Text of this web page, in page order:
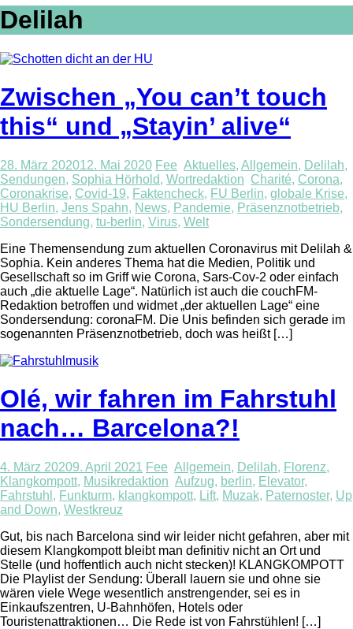
Delilah
Zwischen „You can’t touch
this“ und „Stayin’ alive“
28. März 202012. Mai 2020 Fee Aktuelles, Allgemein, Delilah,
Sendungen, Sophia Hörhold, Wortredaktion Charité, Corona,
Coronakrise, Covid-19, Faktencheck, FU Berlin, globale Krise,
HU Berlin, Jens Spahn, News, Pandemie, Präsenznotbetrieb,
Sondersendung, tu-berlin, Virus, Welt
Eine Themensendung zum aktuellen Coronavirus mit Delilah &
Sophia. Kein anderes Thema hat die Medien, Politik und
Gesellschaft so im Griff wie Corona, Sars-Cov-2 oder einfach
auch „die aktuelle Lage“. Natürlich ist auch die couchFM-
Redaktion betroffen und widmet „der aktuellen Lage“ eine
Sondersendung: coronaFM. Die Unis befinden sich gerade im
sogenannten Präsenznotbetrieb, doch was heißt […]
Olé, wir fahren im Fahrstuhl
nach… Barcelona?!
4. März 20209. April 2021 Fee Allgemein, Delilah, Florenz,
Klangkompott, Musikredaktion Aufzug, berlin, Elevator,
Fahrstuhl , Funkturm, klangkompott, Lift, Muzak, Paternoster, Up
and Down, Westkreuz
Gut, bis nach Barcelona sind wir leider nicht gefahren, aber mit
diesem Klangkompott bleibt man definitiv nicht an Ort und
Stelle (und hoffentlich auch nicht stecken)! KLANGKOMPOTT
Die Playlist der Sendung: Überall lauern sie und ohne sie
wären viele Wege wesentlich anstrengender, sei es in
Einkaufszentren, U-Bahnhöfen, Hotels oder
Touristenattraktionen… Die Rede ist von Fahrstühlen! […]